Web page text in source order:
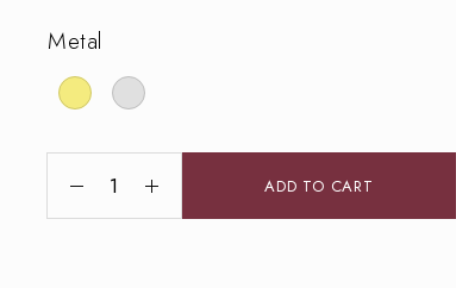
Metal
ADD TO CART